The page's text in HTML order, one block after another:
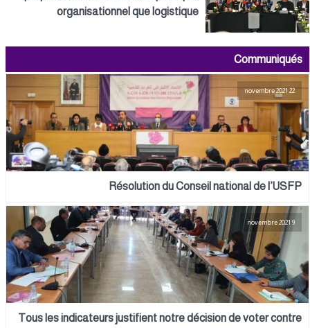
organisationnel que logistique
Communiqués
22 novembre 2021
Résolution du Conseil national de l’USFP
Tous les indicateurs justifient notre décision de voter contre